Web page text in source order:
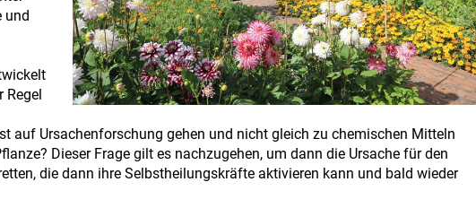
und
auf Ursachenforschung gehen und nicht gleich zu chemischen Mitteln
Dieser Frage gilt es nachzugehen, um dann die Ursache für den
die dann ihre Selbstheilungskräfte aktivieren kann und bald wieder